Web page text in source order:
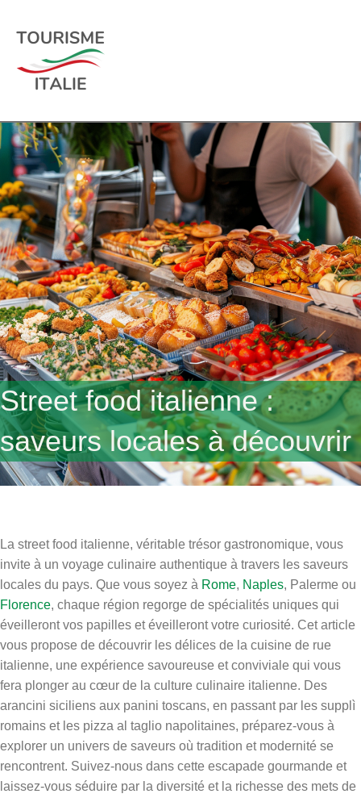
Street food italienne :
saveurs locales à découvrir
La street food italienne, véritable trésor gastronomique, vous
invite à un voyage culinaire authentique à travers les saveurs
locales du pays. Que vous soyez à Rome, Naples, Palerme ou
Florence, chaque région regorge de spécialités uniques qui
éveilleront vos papilles et éveilleront votre curiosité. Cet article
vous propose de découvrir les délices de la cuisine de rue
italienne, une expérience savoureuse et conviviale qui vous
fera plonger au cœur de la culture culinaire italienne. Des
arancini siciliens aux panini toscans, en passant par les supplì
romains et les pizza al taglio napolitaines, préparez-vous à
explorer un univers de saveurs où tradition et modernité se
rencontrent. Suivez-nous dans cette escapade gourmande et
laissez-vous séduire par la diversité et la richesse des mets de